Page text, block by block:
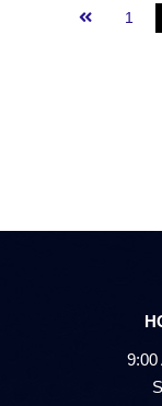
1
9:00